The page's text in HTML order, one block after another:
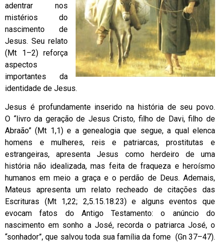
adentrar nos
mistérios do
nascimento de
Jesus. Seu relato
(Mt 1–2) reforça
aspectos
importantes da
identidade de Jesus.
Jesus é profundamente inserido na história de seu povo.
O “livro da geração de Jesus Cristo, filho de Davi, filho de
Abraão” (Mt 1,1) e a genealogia que segue, a qual elenca
homens e mulheres, reis e patriarcas, prostitutas e
estrangeiras, apresenta Jesus como herdeiro de uma
história não idealizada, mas feita de fraqueza e heroísmo
humanos em meio a graça e o perdão de Deus. Ademais,
Mateus apresenta um relato recheado de citações das
Escrituras (Mt 1,22; 2,5.15.18.23) e alguns eventos que
evocam fatos do Antigo Testamento: o anúncio do
nascimento em sonho a José, recorda o patriarca José, o
“sonhador”, que salvou toda sua família da fome (Gn 37–47).